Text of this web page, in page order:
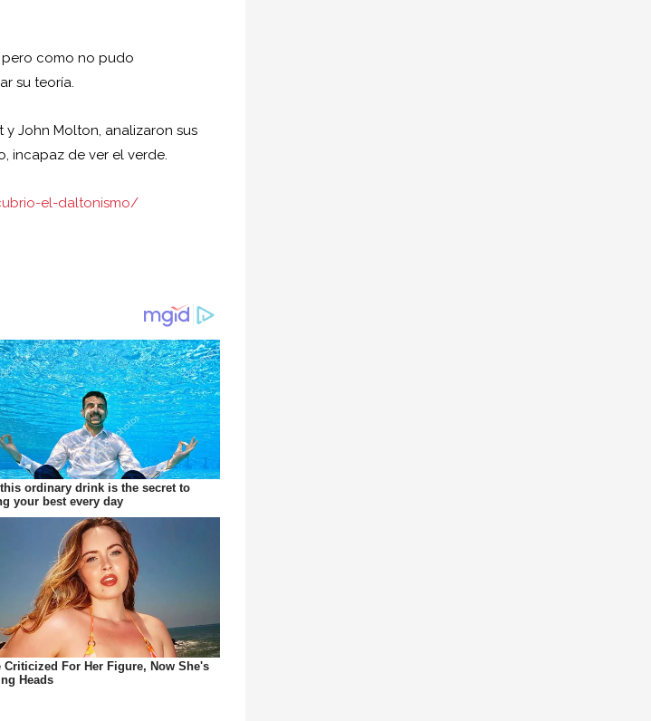
pero como no pudo
su teoría.
John Molton, analizaron sus
incapaz de ver el verde.
el-daltonismo/